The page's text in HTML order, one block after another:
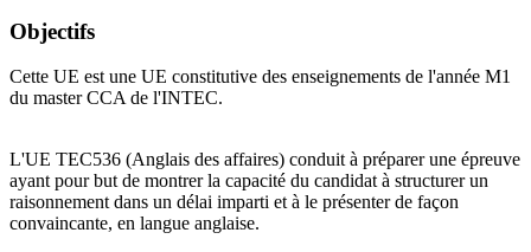
Objectifs
Cette UE est une UE constitutive des enseignements de l'année M1
du master CCA de l'INTEC.
L'UE TEC536 (Anglais des affaires) conduit à préparer une épreuve
ayant pour but de montrer la capacité du candidat à structurer un
raisonnement dans un délai imparti et à le présenter de façon
convaincante, en langue anglaise.